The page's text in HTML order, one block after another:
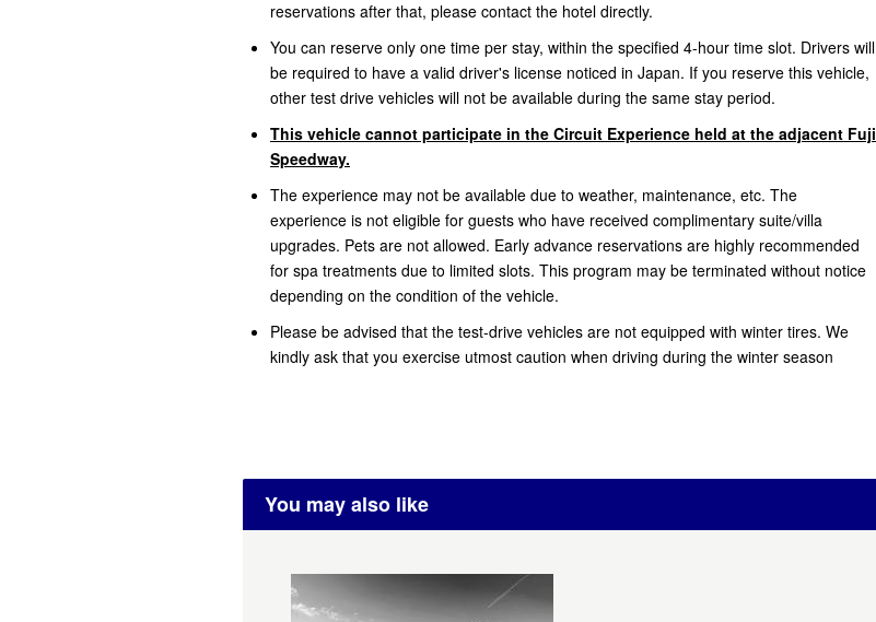
reservations after that, please contact the hotel directly.
You can reserve only one time per stay, within the specified 4-hour time slot. Drivers will
be required to have a valid driver's license noticed in Japan. If you reserve this vehicle,
other test drive vehicles will not be available during the same stay period.
This vehicle cannot participate in the Circuit Experience held at the adjacent Fuji
Speedway.
The experience may not be available due to weather, maintenance, etc. The
experience is not eligible for guests who have received complimentary suite/villa
upgrades. Pets are not allowed. Early advance reservations are highly recommended
for spa treatments due to limited slots. This program may be terminated without notice
depending on the condition of the vehicle.
Please be advised that the test-drive vehicles are not equipped with winter tires. We
kindly ask that you exercise utmost caution when driving during the winter season
You may also like